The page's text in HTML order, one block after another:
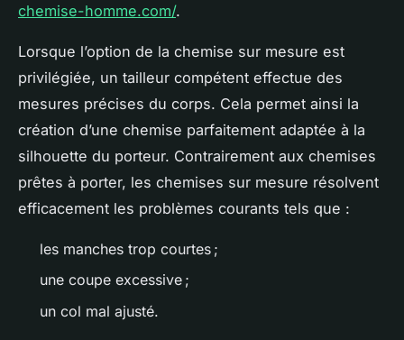
chemise-homme.com/.
Lorsque l’option de la chemise sur mesure est
privilégiée, un tailleur compétent effectue des
mesures précises du corps. Cela permet ainsi la
création d’une chemise parfaitement adaptée à la
silhouette du porteur. Contrairement aux chemises
prêtes à porter, les chemises sur mesure résolvent
efficacement les problèmes courants tels que :
les manches trop courtes ;
une coupe excessive ;
un col mal ajusté.